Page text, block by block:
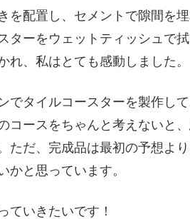
を配置し、セメントで隙間を
ーをウェットティッシュで拭
、私はとても感動しました。
でタイルコースターを製作し
コースをちゃんと考えないと
ただ、完成品は最初の予想よ
かと思っています。
ていきたいです！